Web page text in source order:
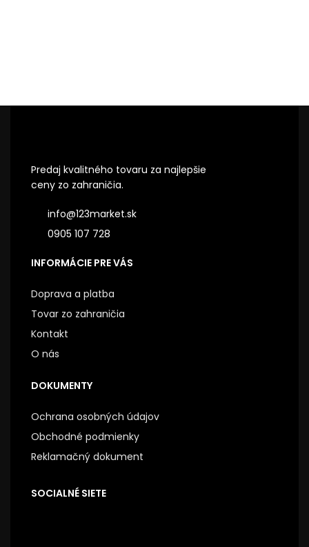
Predaj kvalitného tovaru za najlepšie
ceny zo zahraničia.
info@123market.sk
0905 107 728
INFORMÁCIE PRE VÁS
Doprava a platba
Tovar zo zahraničia
Kontakt
O nás
DOKUMENTY
Ochrana osobných údajov
Obchodné podmienky
Reklamačný dokument
SOCIALNÉ SIETE